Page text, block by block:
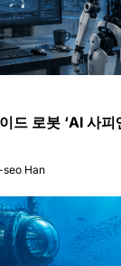
드 로봇 ‘AI 사피
Han